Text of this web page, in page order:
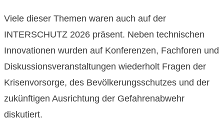
Viele dieser Themen waren auch auf der
INTERSCHUTZ 2026 präsent. Neben technischen
Innovationen wurden auf Konferenzen, Fachforen und
Diskussionsveranstaltungen wiederholt Fragen der
Krisenvorsorge, des Bevölkerungsschutzes und der
zukünftigen Ausrichtung der Gefahrenabwehr
diskutiert.